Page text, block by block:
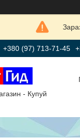
+380 (97) 713-71-45
- Купуй